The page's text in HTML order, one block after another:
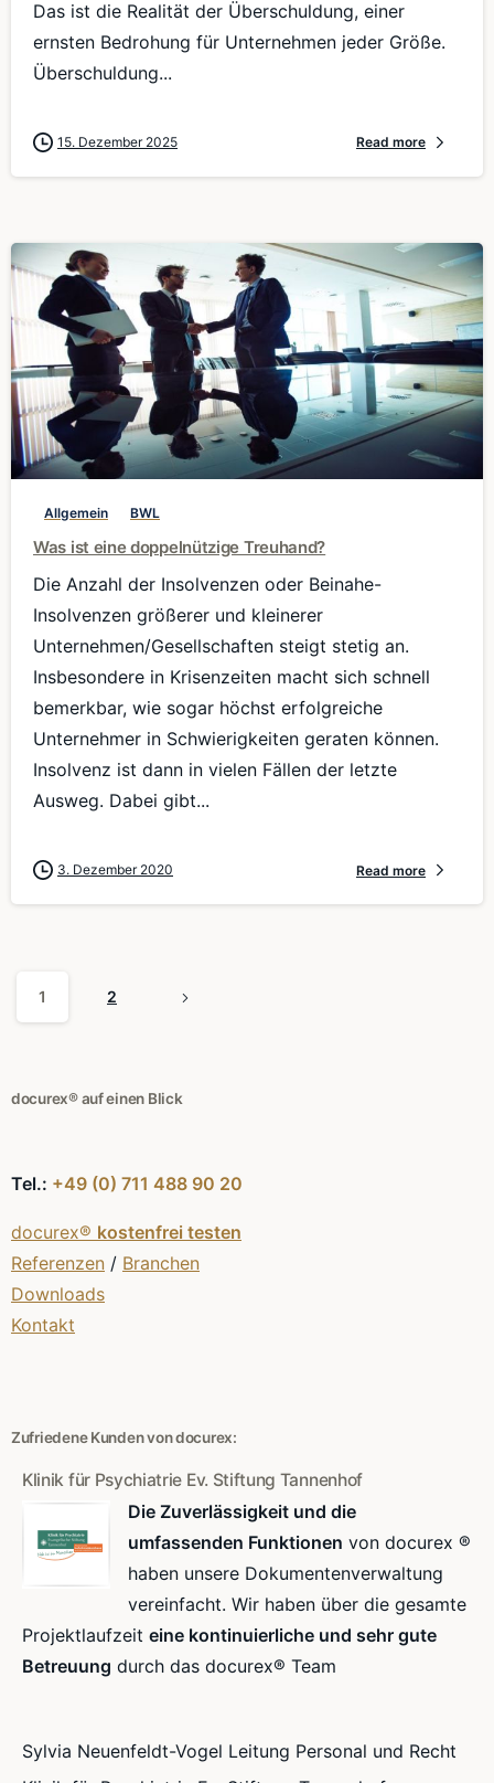
Das ist die Realität der Überschuldung, einer
ernsten Bedrohung für Unternehmen jeder Größe.
Überschuldung...
15. Dezember 2025 Read more
Allgemein BWL
Was ist eine doppelnützige Treuhand?
Die Anzahl der Insolvenzen oder Beinahe-
Insolvenzen größerer und kleinerer
Unternehmen/Gesellschaften steigt stetig an.
Insbesondere in Krisenzeiten macht sich schnell
bemerkbar, wie sogar höchst erfolgreiche
Unternehmer in Schwierigkeiten geraten können.
Insolvenz ist dann in vielen Fällen der letzte
Ausweg. Dabei gibt...
3. Dezember 2020 Read more
1 2
docurex® auf einen Blick
Tel.: +49 (0) 711 488 90 20
docurex® kostenfrei testen
Referenzen / Branchen
Downloads
Kontakt
Zufriedene Kunden von docurex:
Klinik für Psychiatrie Ev. Stiftung Tannenhof
Die Zuverlässigkeit und die
umfassenden Funktionen von docurex ®
haben unsere Dokumentenverwaltung
vereinfacht. Wir haben über die gesamte
Projektlaufzeit eine kontinuierliche und sehr gute
Betreuung durch das docurex® Team
Sylvia Neuenfeldt-Vogel Leitung Personal und Recht